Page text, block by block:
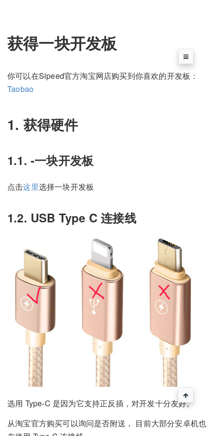
获得一块开发板
你可以在Sipeed官方淘宝网店购买到你喜欢的开发板：
Taobao
1. 获得硬件
1.1. -一块开发板
点击这里选择一块开发板
1.2. USB Type C 连接线
选用 Type-C 是因为它支持正反插，对开发十分友好。
从淘宝官方购买可以询问是否附送， 目前大部分安卓机也